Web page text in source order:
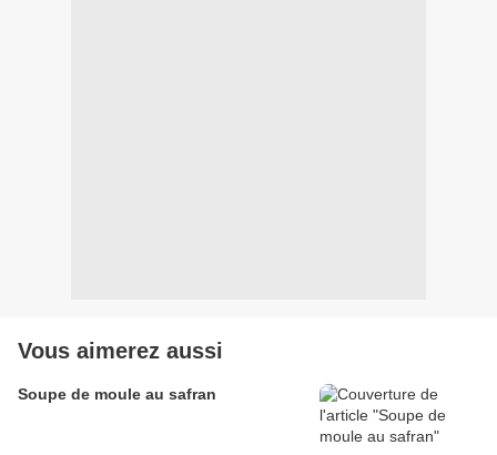
Vous aimerez aussi
Soupe de moule au safran